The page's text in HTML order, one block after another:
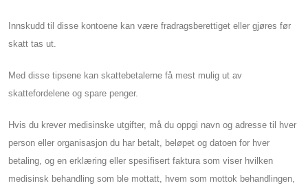
Innskudd til disse kontoene kan være fradragsberettiget eller gjøres før
skatt tas ut.
Med disse tipsene kan skattebetalerne få mest mulig ut av
skattefordelene og spare penger.
Hvis du krever medisinske utgifter, må du oppgi navn og adresse til hver
person eller organisasjon du har betalt, beløpet og datoen for hver
betaling, og en erklæring eller spesifisert faktura som viser hvilken
medisinsk behandling som ble mottatt, hvem som mottok behandlingen,